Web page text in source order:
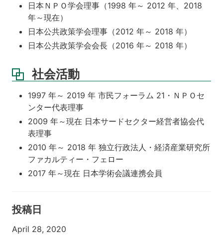
日本ＮＰＯ学会理事（1998 年～ 2012 年、2018
年～現在）
日本公共政策学会理事（2012 年～ 2018 年）
日本公共政策学会会長（2016 年～ 2018 年）
社会活動
1997 年～ 2019 年 市民フォーラム 21・ＮＰＯセ
ンター代表理事
2009 年～現在 日本サードセクター経営者協会代
表理事
2010 年～ 2018 年 独立行政法人・経済産業研究所
ファカルティー・フェロー
2017 年～現在 日本学術会議連携会員
投稿日
April 28, 2020